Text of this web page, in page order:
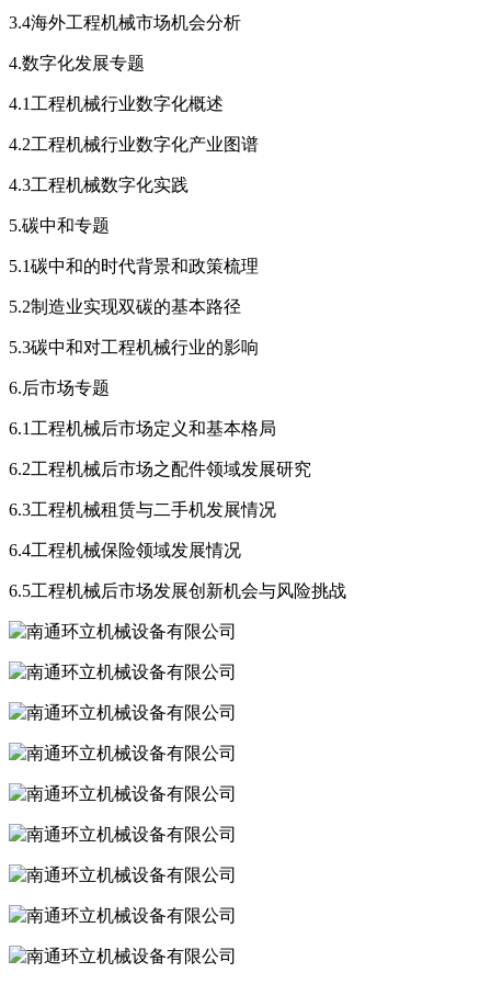
3.4海外工程机械市场机会分析
4.数字化发展专题
4.1工程机械行业数字化概述
4.2工程机械行业数字化产业图谱
4.3工程机械数字化实践
5.碳中和专题
5.1碳中和的时代背景和政策梳理
5.2制造业实现双碳的基本路径
5.3碳中和对工程机械行业的影响
6.后市场专题
6.1工程机械后市场定义和基本格局
6.2工程机械后市场之配件领域发展研究
6.3工程机械租赁与二手机发展情况
6.4工程机械保险领域发展情况
6.5工程机械后市场发展创新机会与风险挑战